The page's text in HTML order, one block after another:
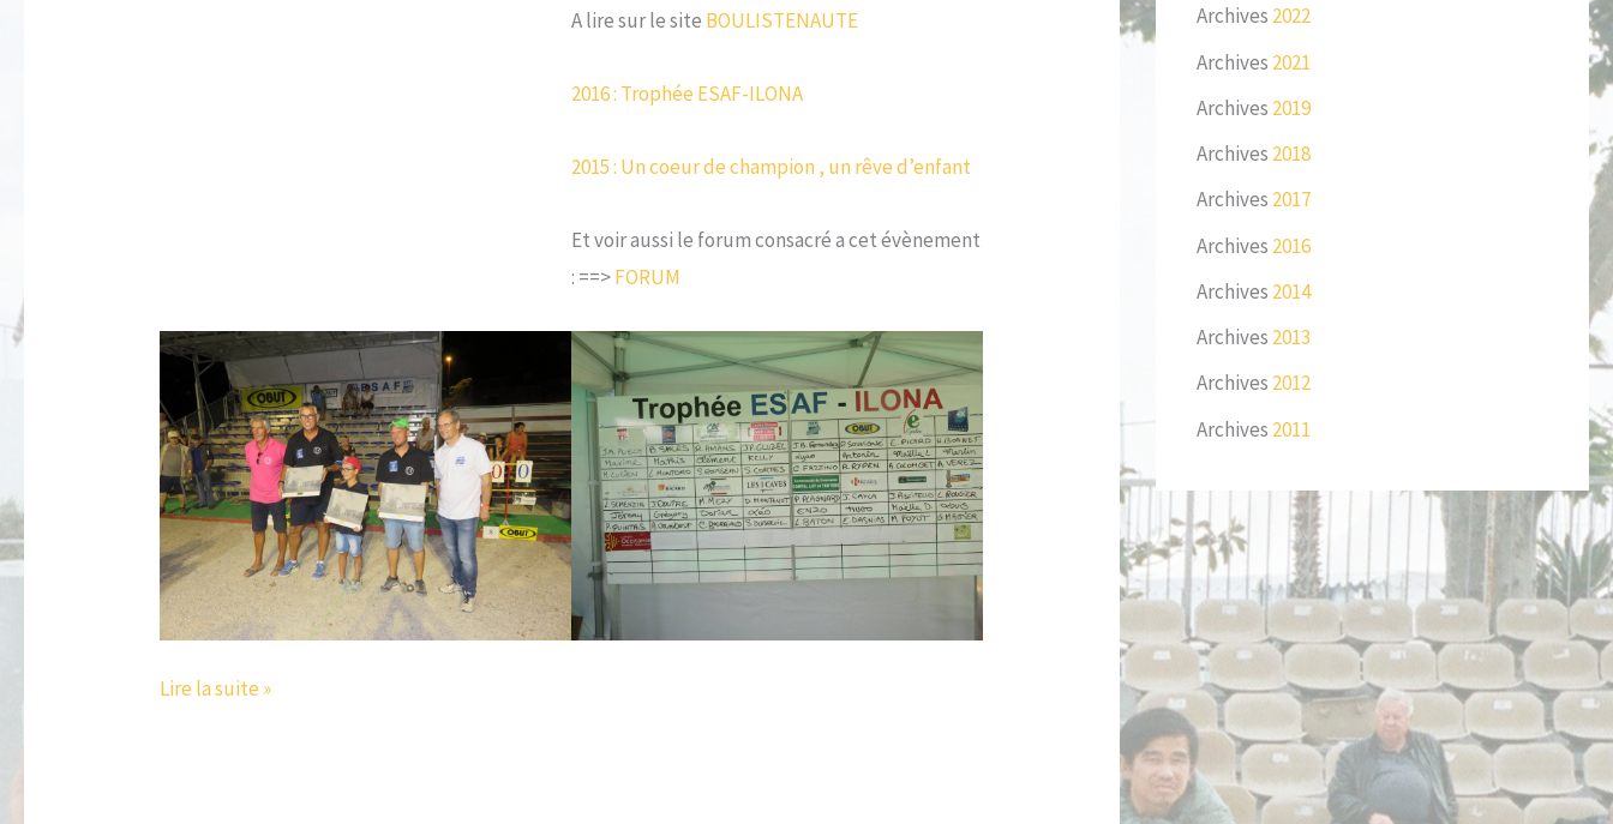
A lire sur le site BOULISTENAUTE
2016 : Trophée ESAF-ILONA
2015 : Un coeur de champion , un rêve d’enfant
Et voir aussi le forum consacré a cet évènement
: ==>FORUM
Lire la suite »
Archives 2022
Archives 2021
Archives 2019
Archives 2018
Archives 2017
Archives 2016
Archives 2014
Archives 2013
Archives 2012
Archives 2011